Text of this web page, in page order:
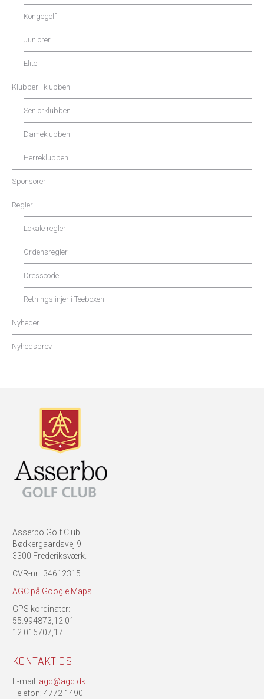
Kongegolf
Juniorer
Elite
Klubber i klubben
Seniorklubben
Dameklubben
Herreklubben
Sponsorer
Regler
Lokale regler
Ordensregler
Dresscode
Retningslinjer i Teeboxen
Nyheder
Nyhedsbrev
Asserbo Golf Club
Bødkergaardsvej 9
3300 Frederiksværk.
CVR-nr.: 34612315
AGC på Google Maps
GPS kordinater:
55.994873,12.01
12.016707,17
KONTAKT OS
E-mail: agc@agc.dk
Telefon: 4772 1490